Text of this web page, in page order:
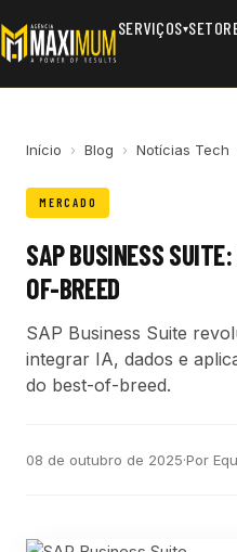
SERVIÇOS▾
Início › Blog › Notícias Tech
MERCADO
SAP BUSINESS
OF-BREED
SAP Business Suite
integrar IA, dados e
do best-of-breed.
08 de outubro de 2025·Por